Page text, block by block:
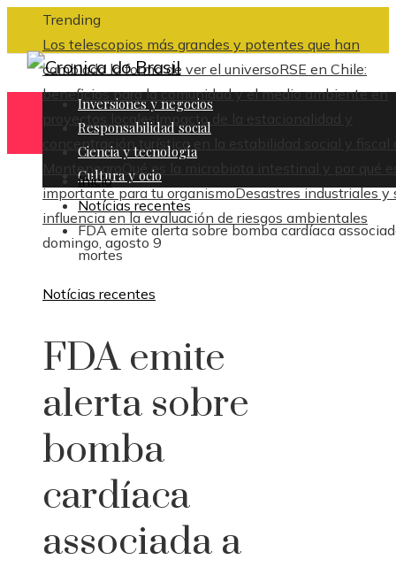
Trending
Los telescopios más grandes y potentes que han
cambiado la forma de ver el universoRSE en Chile:
beneficios para la comunidad y el medio ambiente en
proyectos locales Impacto de la estacionalidad y
concentración turística en la estabilidad social y fiscal
Montenegro
Qué es la microbiota intestinal y por qué
importante para tu organismoDesastres industriales y
influencia en la evaluación de riesgos ambientales
domingo, agosto 9
Inversiones y negocios
Responsabilidad social
Ciencia y tecnología
Cultura y ocio
Inicio
Notícias recentes
FDA emite alerta sobre bomba cardíaca
mortes
Notícias recentes
FDA emite
alerta sobre
bomba
cardíaca
associada a